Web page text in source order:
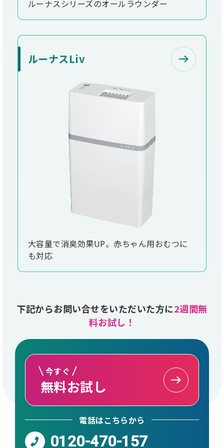
ルーナスシリーズのオールラウンダー
ルーナスLiv
大容量で消臭効果UP。赤ちゃん用おむつに
も対応
下記からお問い合せをいただいた方に2週間無
料お試し！
今すぐ
無料お試し
電話はこちらから
0120-470-157